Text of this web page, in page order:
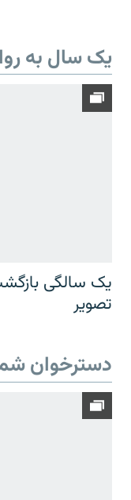
یک سال به
یک سالگی
تصویر
دسترخوان